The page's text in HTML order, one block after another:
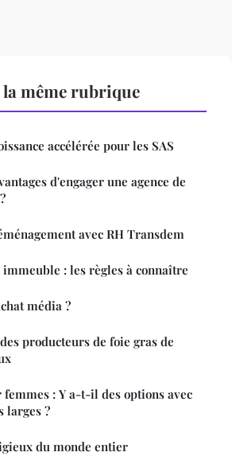
même rubrique
accélérée pour les SAS
d'engager une agence de
avec RH Transdem
: les règles à connaître
média ?
producteurs de foie gras de
femmes : Y a-t-il des options avec
larges ?
du monde entier